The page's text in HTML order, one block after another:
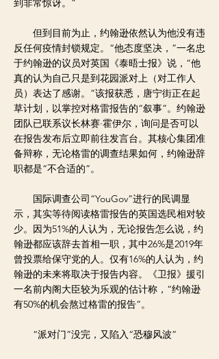
到非常惊讶。”
但到目前为止，约翰逊依然认为他没有违
反任何疫情封锁规定。“他态度坚决，”一名忠
于约翰逊的议员对英国《泰晤士报》说，“他
真的认为自己只是到花园派对上（对工作人
员）表达了感谢。”该报获悉，唐宁街正在起
草计划，以掌控对格雷报告的“叙事”。约翰逊
团队已联系议长林赛·霍伊尔，询问是否可以
在报告发布后立即前往发言台。其核心集团准
备辩称，无论格雷的调查结果如何，约翰逊辞
职都是“不合适的”。
国际调查公司“YouGov”进行的民调显
示，其实等待阅读格雷报告的英国选民相对较
少。因为51%的人认为，无论报告怎么说，约
翰逊都应该辞去首相一职，其中26%是2019年
曾投票给保守党的人。仅有16%的人认为，约
翰逊的未来将取决于报告内容。《卫报》援引
一名前内阁大臣较为乐观的估计称，“约翰逊
有50%的机会熬过格雷的报告”。
“派对门”没完，又陷入“恐穆风波”